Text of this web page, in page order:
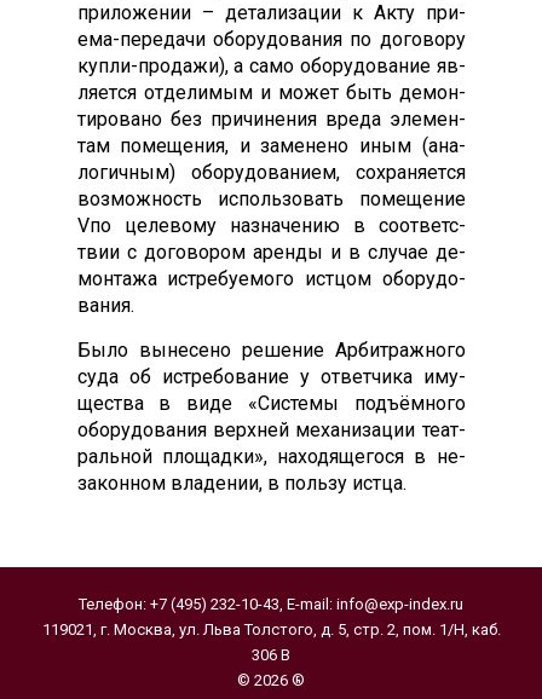
при­ложе­нии – де­тали­зации к Ак­ту при­
ема-пе­реда­чи обо­рудо­вания по до­гово­ру
куп­ли-про­дажи), а са­мо обо­рудо­вание яв­
ля­ет­ся от­де­лимым и мо­жет быть де­мон­
ти­рова­но без при­чине­ния вре­да эле­мен­
там по­меще­ния, и за­мене­но иным (ана­
логич­ным) обо­рудо­вани­ем, сох­ра­ня­ет­ся
воз­можность ис­поль­зо­вать по­меще­ние
Vпо це­лево­му наз­на­чению в со­от­ветс­
твии с до­гово­ром арен­ды и в слу­чае де­
мон­та­жа ис­тре­бу­емо­го ис­тцом обо­рудо­
вания.
Бы­ло вы­несе­но ре­шение Ар­битраж­но­го
су­да об ис­тре­бова­ние у от­ветчи­ка иму­
щес­тва в ви­де «Сис­те­мы подъ­ём­но­го
обо­рудо­вания вер­хней ме­хани­зации те­ат­
раль­ной пло­щад­ки», на­ходя­щего­ся в не­
закон­ном вла­дении, в поль­зу ис­тца.
Телефон: +7 (495) 232-10-43, E-mail: info@exp-index.ru
119021, г. Москва, ул. Льва Толстого, д. 5, стр. 2, пом. 1/Н, каб.
306 В
© 2026 ®